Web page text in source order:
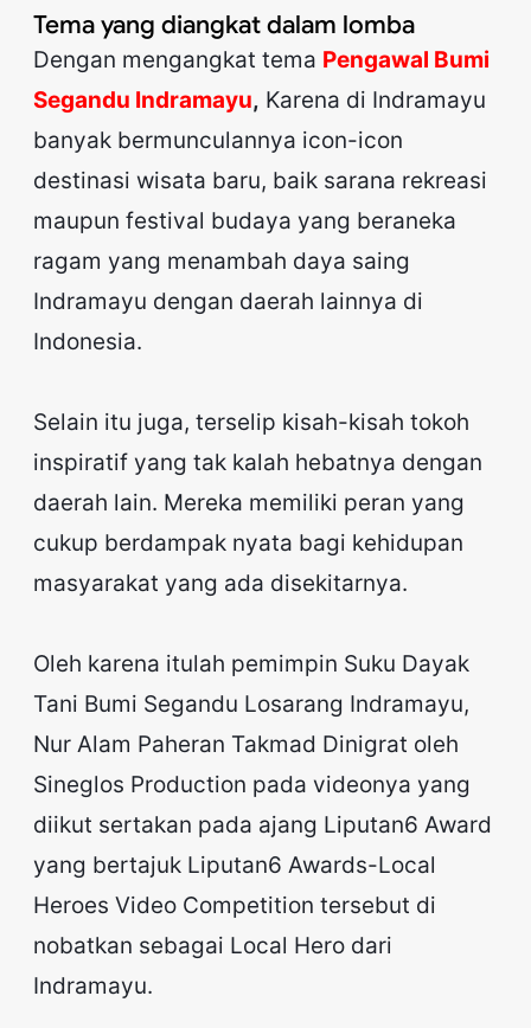
Tema yang diangkat dalam lomba
Dengan mengangkat tema Pengawal Bumi
Segandu Indramayu, Karena di Indramayu
banyak bermunculannya icon-icon
destinasi wisata baru, baik sarana rekreasi
maupun festival budaya yang beraneka
ragam yang menambah daya saing
Indramayu dengan daerah lainnya di
Indonesia.
Selain itu juga, terselip kisah-kisah tokoh
inspiratif yang tak kalah hebatnya dengan
daerah lain. Mereka memiliki peran yang
cukup berdampak nyata bagi kehidupan
masyarakat yang ada disekitarnya.
Oleh karena itulah pemimpin Suku Dayak
Tani Bumi Segandu Losarang Indramayu,
Nur Alam Paheran Takmad Dinigrat oleh
Sineglos Production pada videonya yang
diikut sertakan pada ajang Liputan6 Award
yang bertajuk Liputan6 Awards-Local
Heroes Video Competition tersebut di
nobatkan sebagai Local Hero dari
Indramayu.